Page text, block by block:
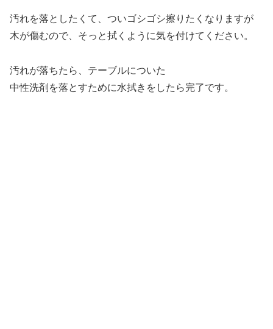
汚れを落としたくて、ついゴシゴシ擦りたくなりますが
木が傷むので、そっと拭くように気を付けてください。
汚れが落ちたら、テーブルについた
中性洗剤を落とすために水拭きをしたら完了です。